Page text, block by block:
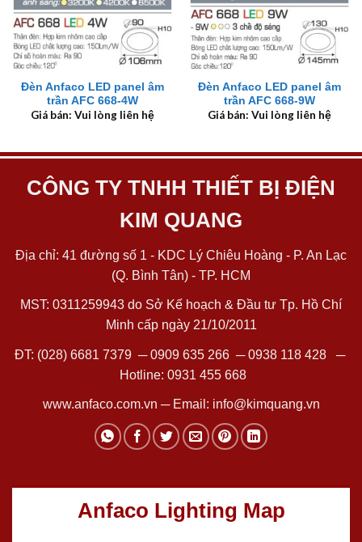
Đèn Anfaco LED panel âm
trần AFC 668-4W
Giá bán: Vui lòng liên hệ
Đèn Anfaco LED panel âm
trần AFC 668-9W
Giá bán: Vui lòng liên hệ
CÔNG TY TNHH THIẾT BỊ ĐIỆN
KIM QUANG
Địa chỉ: 41 đường số 1 - KDC Lý Chiêu Hoàng - P. An Lạc
(Q. Bình Tân) - TP. HCM
MST: 0311259943 do Sở Kế hoạch & Đầu tư Tp. Hồ Chí
Minh cấp ngày 21/10/2011
ĐT: (028) 6681 7379 ─0909 635 266─0938 118 428─
Hotline: 0931 455 668
www.anfaco.com.vn ─ Email: info@kimquang.vn
Anfaco Lighting Map